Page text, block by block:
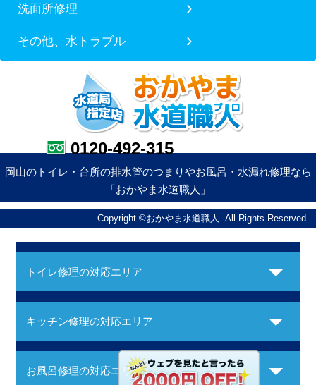
洗面所修理
その他、水トラブル
0120-492-315
岡山のトイレ・台所の排水管のつまりやお風呂・水漏れ修理なら
「おかやま水道職人」
Copyright ©おかやま水道職人. All Rights Reserved.
トイレ修理の対応エリア
キッチン修理の対応エリア
お風呂修理の対応エリア